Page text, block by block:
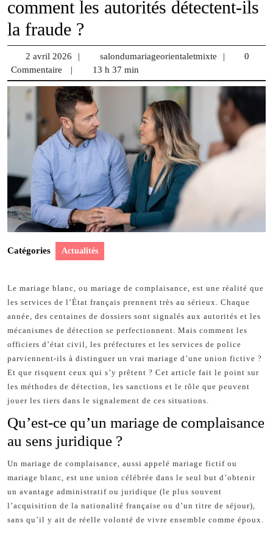
comment les autorités détectent-ils
la fraude ?
2 avril 2026
2
2026
| salondumariageorientaletmixte |
0
Commentaire
| 13 h 37 min
Catégories Actualités
Le mariage blanc, ou mariage de complaisance, est une réalité que
les services de l’État français prennent très au sérieux. Chaque
année, des centaines de dossiers sont signalés aux autorités et les
mécanismes de détection se perfectionnent. Mais comment les
officiers d’état civil, les préfectures et les services de police
parviennent-ils à distinguer un vrai mariage d’une union fictive ?
Et que risquent ceux qui s’y prêtent ? Cet article fait le point sur
les méthodes de détection, les sanctions et le rôle que peuvent
jouer les tiers dans le signalement de ces situations.
Qu’est-ce qu’un mariage de complaisance
au sens juridique ?
Un mariage de complaisance, aussi appelé mariage fictif ou
mariage blanc, est une union célébrée dans le seul but d’obtenir
un avantage administratif ou juridique (le plus souvent
l’acquisition de la nationalité française ou d’un titre de séjour),
sans qu’il y ait de réelle volonté de vivre ensemble comme époux.